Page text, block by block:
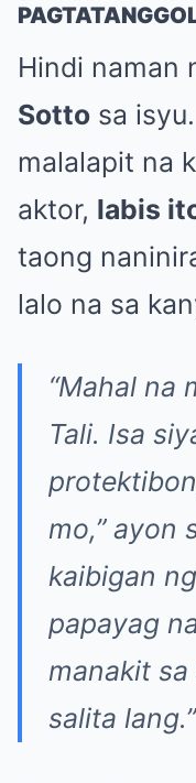
Hindi naman
Sotto sa
malalapit na
aktor, labis
taong
lalo na sa
“Mahal na
Tali. Isa
mo,”ayon
kaibigan
papayag
manakit
salita lang.”